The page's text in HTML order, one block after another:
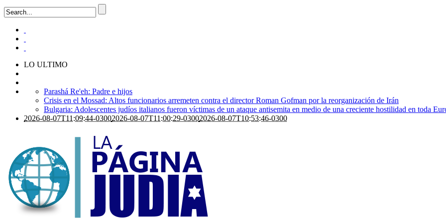
LO ULTIMO
Parashá Re'eh: Padre e hijos
Crisis en el Mossad: Altos funcionarios arremeten contra el director Roman Gofman por la reorganización de Irán
Bulgaria: Adolescentes judíos italianos fueron víctimas de un ataque antisemita en medio de una creciente hostilidad en toda
2026-08-07T11:09:44-03002026-08-07T11:00:29-03002026-08-07T10:53:46-0300